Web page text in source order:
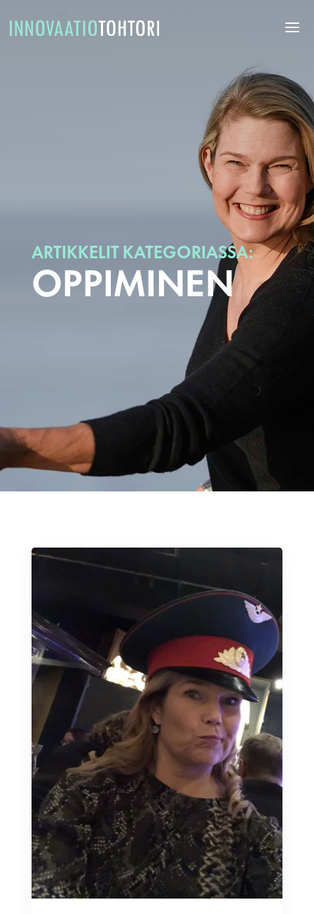
ARTIKKELIT KATEGORIASSA:
OPPIMINEN